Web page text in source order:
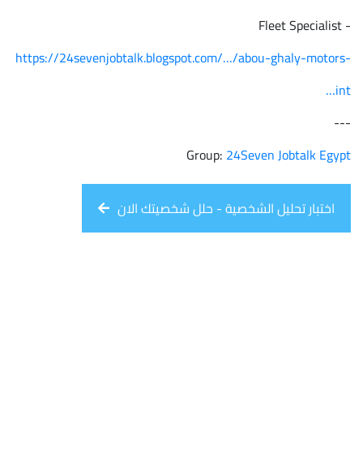
- Fleet Specialist
https://24sevenjobtalk.blogspot.com/…/abou-ghaly-motors-
int…
---
Group: 24Seven Jobtalk Egypt
اختبار تحليل الشخصية - حلل شخصيتك الان